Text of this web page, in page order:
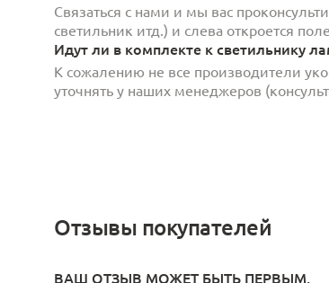
Связаться с нами и мы вас
светильник итд.) и слева откроется
Идут ли в комплекте к светильнику
К сожалению не все производители
уточнять у наших менеджеров
Отзывы покупателей
ВАШ ОТЗЫВ МОЖЕТ БЫТЬ ПЕРВЫМ.